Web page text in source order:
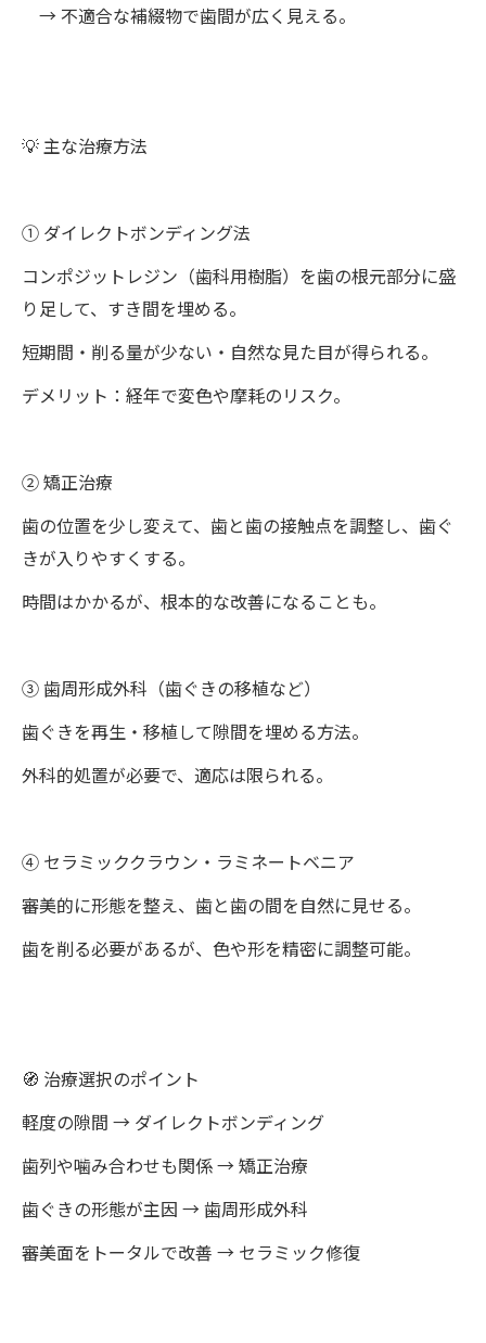
→ 不適合な補綴物で歯間が広く見える。
💡 主な治療方法
① ダイレクトボンディング法
コンポジットレジン（歯科用樹脂）を歯の根元部分に盛
り足して、すき間を埋める。
短期間・削る量が少ない・自然な見た目が得られる。
デメリット：経年で変色や摩耗のリスク。
② 矯正治療
歯の位置を少し変えて、歯と歯の接触点を調整し、歯ぐ
きが入りやすくする。
時間はかかるが、根本的な改善になることも。
③ 歯周形成外科（歯ぐきの移植など）
歯ぐきを再生・移植して隙間を埋める方法。
外科的処置が必要で、適応は限られる。
④ セラミッククラウン・ラミネートベニア
審美的に形態を整え、歯と歯の間を自然に見せる。
歯を削る必要があるが、色や形を精密に調整可能。
🧭 治療選択のポイント
軽度の隙間 → ダイレクトボンディング
歯列や噛み合わせも関係 → 矯正治療
歯ぐきの形態が主因 → 歯周形成外科
審美面をトータルで改善 → セラミック修復